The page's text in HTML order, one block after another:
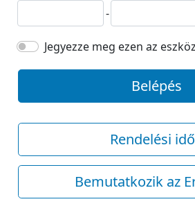
-
Jegyezze meg ezen az
Belépés
Rendelési
Bemutatkozik az